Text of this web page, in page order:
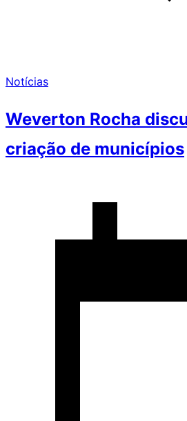
Notícias
Weverton Rocha
criação de municípios